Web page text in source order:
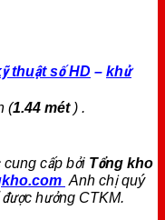
thuật số HD – khử
(1.44 mét) .
cung cấp bởi Tổng kho
Anh chị quý
được hưởng CTKM.